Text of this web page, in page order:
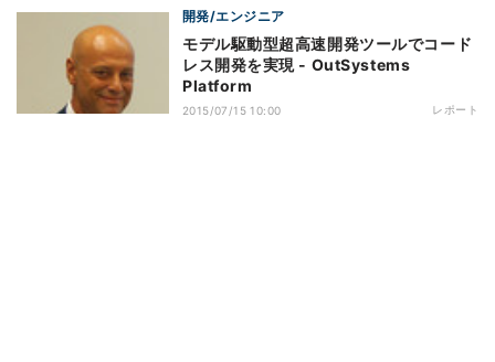
開発/エンジニア
モデル駆動型超高速開発ツールでコード
レス開発を実現 - OutSystems
Platform
2015/07/15 10:00 レポート